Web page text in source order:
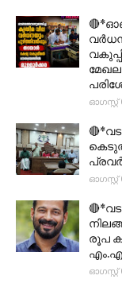
ഓഗസ്റ്റ്
ഓഗസ്റ്റ്
രൂപ
ഓഗസ്റ്റ്